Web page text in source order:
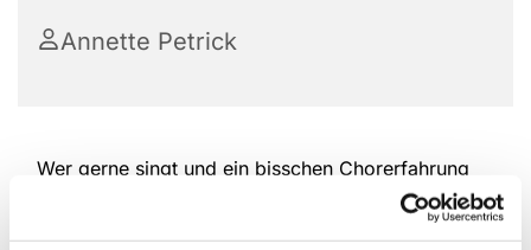
Annette Petrick
Wer gerne singt und ein bisschen Chorerfahrung
hat, ist herzlich willkommen, bei der Kantorei
reinzuschauen und mitzumachen. Das Repertoire